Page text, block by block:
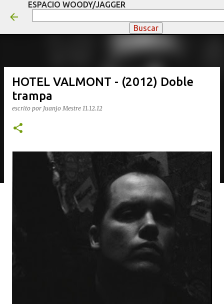
Ir al contenido principal
ESPACIO WOODY/JAGGER
HOTEL VALMONT - (2012) Doble
trampa
escrito por Juanjo Mestre 11.12.12